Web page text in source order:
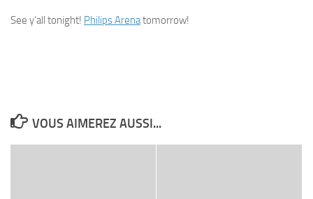
See y’all tonight! Philips Arenatomorrow!
VOUS AIMEREZ AUSSI...